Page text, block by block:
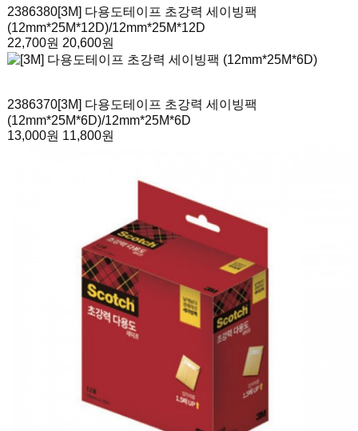
2386380[3M] 다용도테이프 초강력 세이빙팩
(12mm*25M*12D)/12mm*25M*12D
22,700원 20,600원
2386370[3M] 다용도테이프 초강력 세이빙팩
(12mm*25M*6D)/12mm*25M*6D
13,000원 11,800원